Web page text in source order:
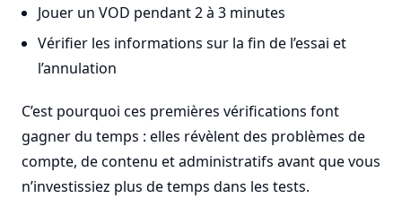
Jouer un VOD pendant 2 à 3 minutes
Vérifier les informations sur la fin de l’essai et
l’annulation
C’est pourquoi ces premières vérifications font
gagner du temps : elles révèlent des problèmes de
compte, de contenu et administratifs avant que vous
n’investissiez plus de temps dans les tests.